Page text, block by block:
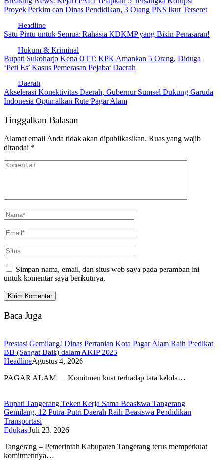
Proyek Perkim dan Dinas Pendidikan, 3 Orang PNS Ikut Terseret
Headline
Satu Pintu untuk Semua: Rahasia KDKMP yang Bikin Penasaran!
Hukum & Kriminal
​Bupati Sukoharjo Kena OTT: KPK Amankan 5 Orang, Diduga
‘Peti Es’ Kasus Pemerasan Pejabat Daerah
Daerah
​Akselerasi Konektivitas Daerah, Gubernur Sumsel Dukung Garuda
Indonesia Optimalkan Rute Pagar Alam
Tinggalkan Balasan
Alamat email Anda tidak akan dipublikasikan. Ruas yang wajib
ditandai *
Simpan nama, email, dan situs web saya pada peramban ini
untuk komentar saya berikutnya.
Baca Juga
Prestasi Gemilang! Dinas Pertanian Kota Pagar Alam Raih Predikat
BB (Sangat Baik) dalam AKIP 2025
HeadlineAgustus 4, 2026
PAGAR ALAM — Komitmen kuat terhadap tata kelola…
Bupati Tangerang Teken Kerja Sama Beasiswa Tangerang
Gemilang, 12 Putra-Putri Daerah Raih Beasiswa Pendidikan
Transportasi
EdukasiJuli 23, 2026
Tangerang – Pemerintah Kabupaten Tangerang terus memperkuat
komitmennya…